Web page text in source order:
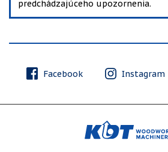
predchádzajúceho upozornenia.
Facebook Instagram